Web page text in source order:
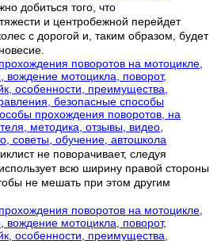
добиться того, что
и центробежной перейдет
с дорогой и, таким образом, будет
не поворачивает, следуя
всю ширину правой стороны
не мешать при этом другим